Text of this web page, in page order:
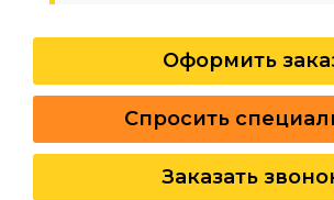
Оформить
Спросить
Заказать